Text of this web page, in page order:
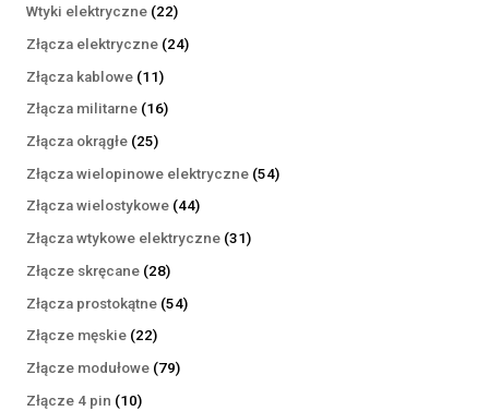
Wtyki elektryczne 2222
produkty
Złącza elektryczne 2424
Złącza kablowe 1111
produktów
Złącza militarne 1616
Złącza okrągłe 2525
produktów
Złącza wielopinowe elektryczne 5454
Złącza wielostykowe 4444
produkty
Złącza wtykowe elektryczne 3131
Złącze skręcane 2828
produktów
Złącza prostokątne 5454
Złącze męskie 2222
produkty
Złącze modułowe 7979
Złącze 4 pin 1010